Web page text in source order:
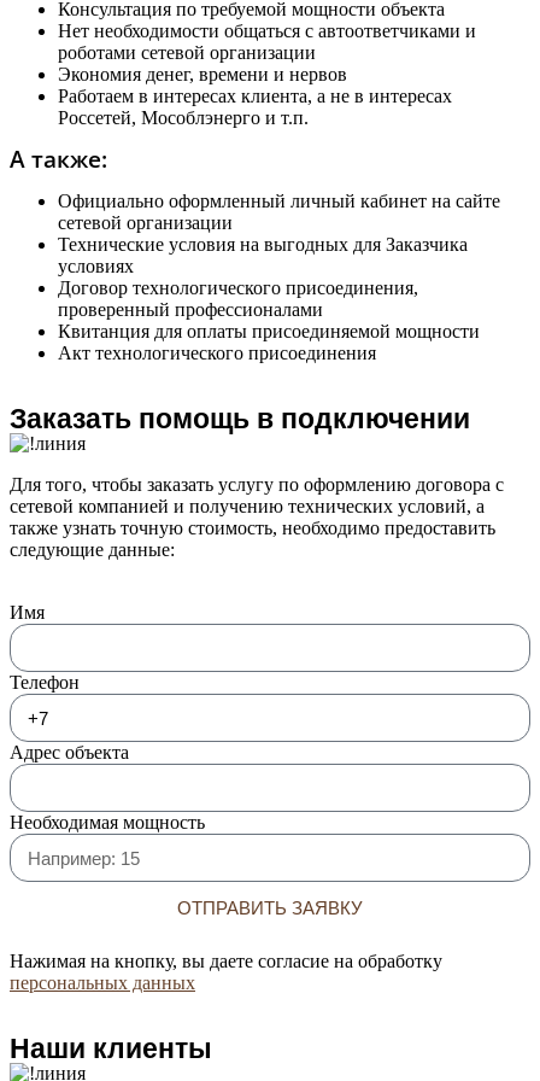
Консультация по требуемой мощности объекта
Нет необходимости общаться с автоответчиками и
роботами сетевой организации
Экономия денег, времени и нервов
Работаем в интересах клиента, а не в интересах
Россетей, Мособлэнерго и т.п.
А также:
Официально оформленный личный кабинет на сайте
сетевой организации
Технические условия на выгодных для Заказчика
условиях
Договор технологического присоединения,
проверенный профессионалами
Квитанция для оплаты присоединяемой мощности
Акт технологического присоединения
Заказать помощь в подключении
Для того, чтобы заказать услугу по оформлению договора с
сетевой компанией и получению технических условий, а
также узнать точную стоимость, необходимо предоставить
следующие данные:
Имя
Телефон
Адрес объекта
Необходимая мощность
ОТПРАВИТЬ ЗАЯВКУ
Нажимая на кнопку, вы даете согласие на обработку
персональных данных
Наши клиенты